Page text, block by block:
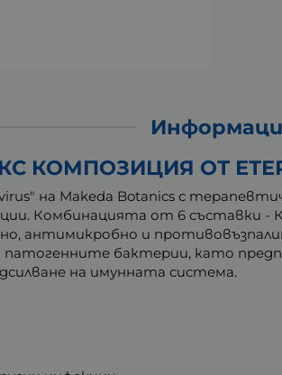
КОМПОЗИЦИЯ ОТ
на Makeda Botanics с
Комбинацията от 6 съставки -
антимикробно и
патогенните бактерии, като
на имунната система.